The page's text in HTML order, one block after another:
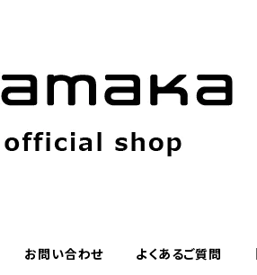
お問い合わせ よくあるご質問